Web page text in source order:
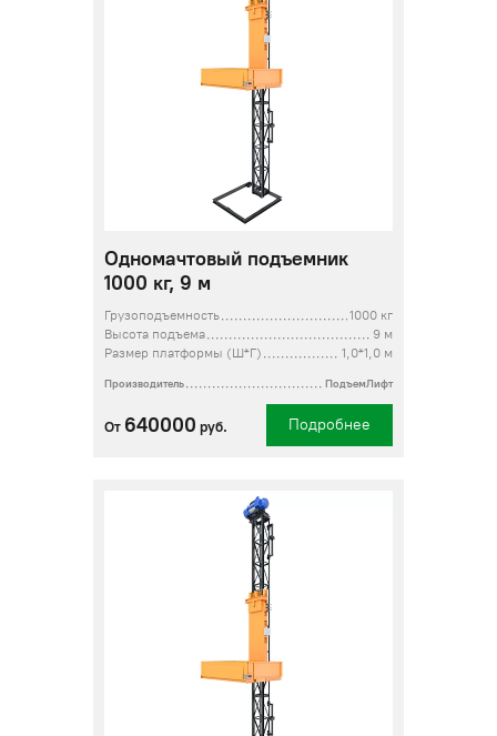
Одномачтовый подъемник
1000 кг, 9 м
Грузоподъемность
1000 кг
Высота подъема
9 м
Размер платформы (Ш*Г)
1,0*1,0 м
Производитель ПодъемЛифт
От 640000 руб. Подробнее